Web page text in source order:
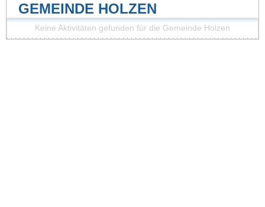
GEMEINDE HOLZEN
Keine Aktivitäten gefunden für die Gemeinde Holzen